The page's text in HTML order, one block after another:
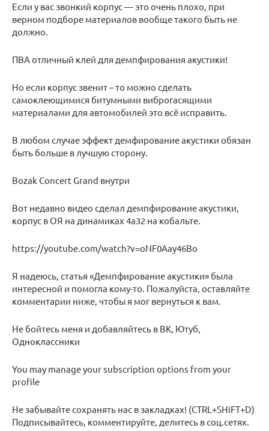
Если у вас звонкий корпус — это очень плохо, при
верном подборе материалов вообще такого быть не
должно.
ПВА отличный клей для демпфирования акустики!
Но если корпус звенит – то можно сделать
самоклеющимися битумными виброгасящими
материалами для автомобилей это всё исправить.
В любом случае эффект демфирование акустики обязан
быть больше в лучшую сторону.
Bozak Concert Grand внутри
Вот недавно видео сделал демпфирование акустики,
корпус в ОЯ на динамиках 4а32 на кобальте.
https://youtube.com/watch?v=oNF0Aay46Bo
Я надеюсь, статья «Демпфирование акустики» была
интересной и помогла кому-то. Пожалуйста, оставляйте
комментарии ниже, чтобы я мог вернуться к вам.
Не бойтесь меня и добавляйтесь в ВК, Ютуб,
Одноклассники
You may manage your subscription options from your
profile
Не забывайте сохранять нас в закладках! (CTRL+SHiFT+D)
Подписывайтесь, комментируйте, делитесь в соц.сетях.